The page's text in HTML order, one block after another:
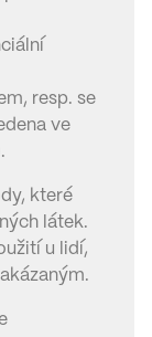
resp. se
ve
které
látek.
u lidí,